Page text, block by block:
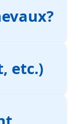
etc.)